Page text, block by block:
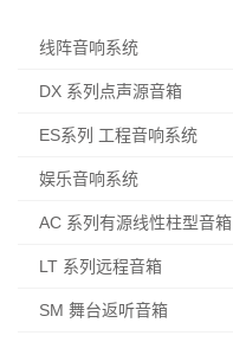
线阵音响系统
DX 系列点声源音箱
ES系列 工程音响系统
娱乐音响系统
AC 系列有源线性柱型音箱
LT 系列远程音箱
SM 舞台返听音箱